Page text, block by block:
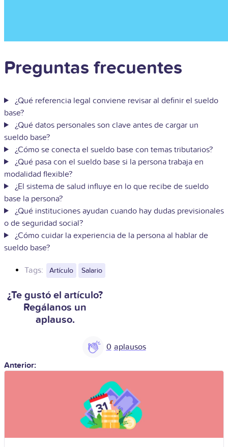
Preguntas frecuentes
¿Qué referencia legal conviene revisar al definir el sueldo
base?
¿Qué datos personales son clave antes de cargar un
sueldo base?
¿Cómo se conecta el sueldo base con temas tributarios?
¿Qué pasa con el sueldo base si la persona trabaja en
modalidad flexible?
¿El sistema de salud influye en lo que recibe de sueldo
base la persona?
¿Qué instituciones ayudan cuando hay dudas previsionales
o de seguridad social?
¿Cómo cuidar la experiencia de la persona al hablar de
sueldo base?
Tags: Artículo Salario
¿Te gustó el artículo?
Regálanos un
aplauso.
0
Anterior: